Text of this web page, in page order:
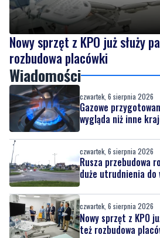
Nowy sprzęt z KPO już służy
rozbudowa placówki
Wiadomości
czwartek, 6 sierpnia 2026
Gazowe
wygląda niż inne
czwartek, 6 sierpnia 2026
Rusza przebudowa
duże utrudnienia do
czwartek, 6 sierpnia 2026
Nowy sprzęt z KPO
też rozbudowa